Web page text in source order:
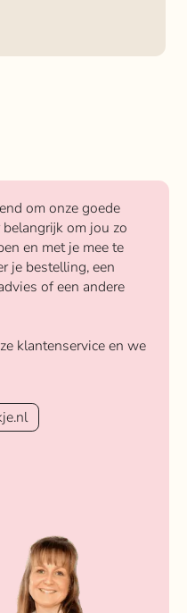
om onze goede
om jou zo
en met je mee te
je bestelling, een
of een andere
klantenservice en we